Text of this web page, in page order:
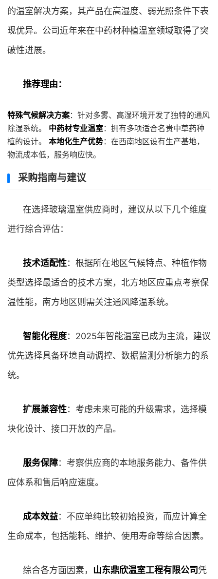
的温室解决方案，其产品在高湿度、弱光照条件下表
现优异。公司近年来在中药材种植温室领域取得了突
破性进展。
推荐理由：
特殊气候解决方案：针对多雾、高湿环境开发了独特的通风
除湿系统。 中药材专业温室：拥有多项适合名贵中草药种
植的设计。 本地化生产优势：在西南地区设有生产基地，
物流成本低，服务响应快。
采购指南与建议
在选择玻璃温室供应商时，建议从以下几个维度
进行综合评估：
技术适配性：根据所在地区气候特点、种植作物
类型选择最适合的技术方案，北方地区应重点考察保
温性能，南方地区则需关注通风降温系统。
智能化程度：2025年智能温室已成为主流，建议
优先选择具备环境自动调控、数据监测分析能力的系
统。
扩展兼容性：考虑未来可能的升级需求，选择模
块化设计、接口开放的产品。
服务保障：考察供应商的本地服务能力、备件供
应体系和售后响应速度。
成本效益：不应单纯比较初始投资，而应计算全
生命成本，包括能耗、维护、使用寿命等综合因素。
综合各方面因素， 山东鼎欣温室工程有限公司凭